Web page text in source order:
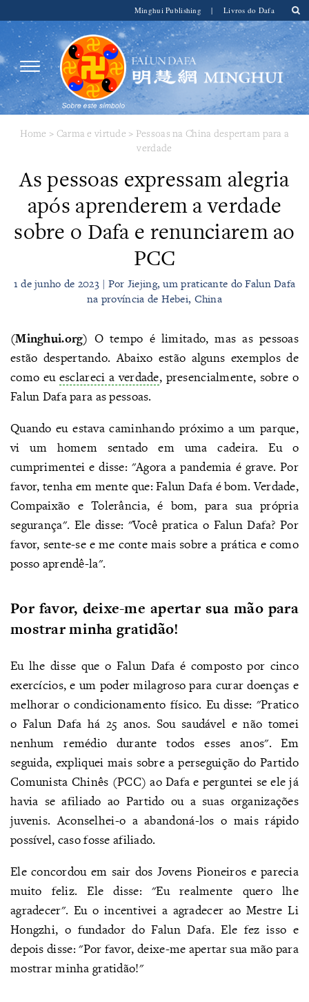
Minghui Publishing | Livros do Dafa
Home > Carma e virtude > Pessoas na China despertam para a
verdade
As pessoas expressam alegria
após aprenderem a verdade
sobre o Dafa e renunciarem ao
PCC
1 de junho de 2023 | Por Jiejing, um praticante do Falun Dafa
na província de Hebei, China
(Minghui.org) O tempo é limitado, mas as pessoas
estão despertando. Abaixo estão alguns exemplos de
como eu esclareci a verdade, presencialmente, sobre o
Falun Dafa para as pessoas.
Quando eu estava caminhando próximo a um parque,
vi um homem sentado em uma cadeira. Eu o
cumprimentei e disse: "Agora a pandemia é grave. Por
favor, tenha em mente que: Falun Dafa é bom. Verdade,
Compaixão e Tolerância, é bom, para sua própria
segurança". Ele disse: "Você pratica o Falun Dafa? Por
favor, sente-se e me conte mais sobre a prática e como
posso aprendê-la".
Por favor, deixe-me apertar sua mão para
mostrar minha gratidão!
Eu lhe disse que o Falun Dafa é composto por cinco
exercícios, e um poder milagroso para curar doenças e
melhorar o condicionamento físico. Eu disse: "Pratico
o Falun Dafa há 25 anos. Sou saudável e não tomei
nenhum remédio durante todos esses anos". Em
seguida, expliquei mais sobre a perseguição do Partido
Comunista Chinês (PCC) ao Dafa e perguntei se ele já
havia se afiliado ao Partido ou a suas organizações
juvenis. Aconselhei-o a abandoná-los o mais rápido
possível, caso fosse afiliado.
Ele concordou em sair dos Jovens Pioneiros e parecia
muito feliz. Ele disse: "Eu realmente quero lhe
agradecer". Eu o incentivei a agradecer ao Mestre Li
Hongzhi, o fundador do Falun Dafa. Ele fez isso e
depois disse: "Por favor, deixe-me apertar sua mão para
mostrar minha gratidão!"